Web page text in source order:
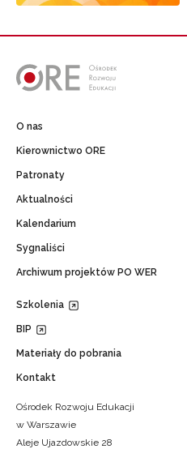
O nas
Kierownictwo ORE
Patronaty
Aktualności
Kalendarium
Sygnaliści
Archiwum projektów PO WER
Szkolenia
BIP
Materiały do pobrania
Kontakt
Ośrodek Rozwoju Edukacji
w Warszawie
Aleje Ujazdowskie 28